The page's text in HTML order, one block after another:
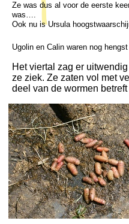
Ugolin en Calin waren nog
Het viertal zag er
ze ziek. Ze zaten vol met
deel van de wormen
Ze was dus al voor de eerste
was….
Ook nu is Ursula